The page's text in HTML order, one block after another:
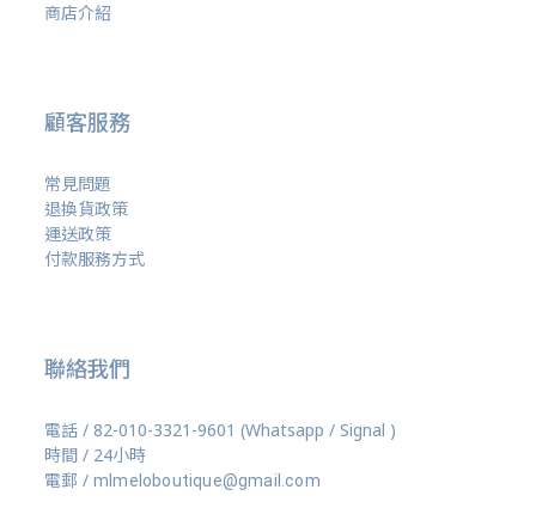
商店介紹
顧客服務
常見問題
退換貨政策
運送政策
付款服務方式
聯絡我們
電話 / 82-010-3321-9601 (Whatsapp / Signal )
時間 / 24小時
電郵 / mlmeloboutique@gmail.com